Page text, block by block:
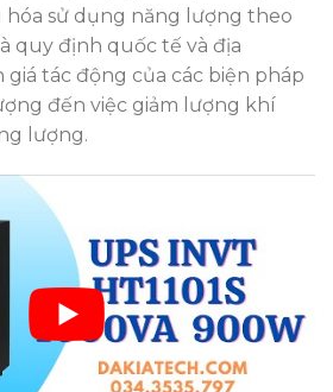
hóa sử dụng năng lượng theo
quy định quốc tế và địa
giá tác động của các biện pháp
đến việc giảm lượng khí
lượng.